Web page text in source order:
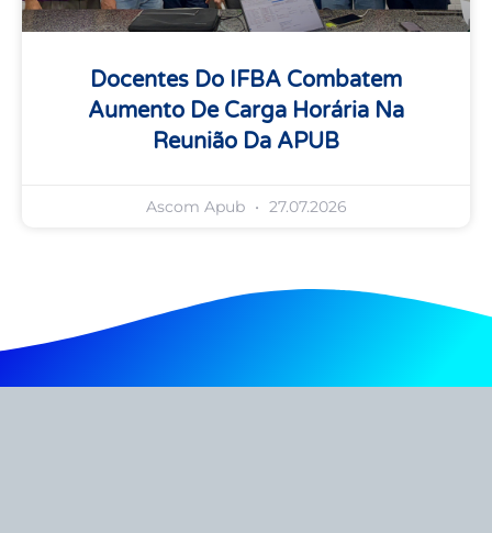
Docentes Do IFBA Combatem
Aumento De Carga Horária Na
Reunião Da APUB
Ascom Apub 27.07.2026